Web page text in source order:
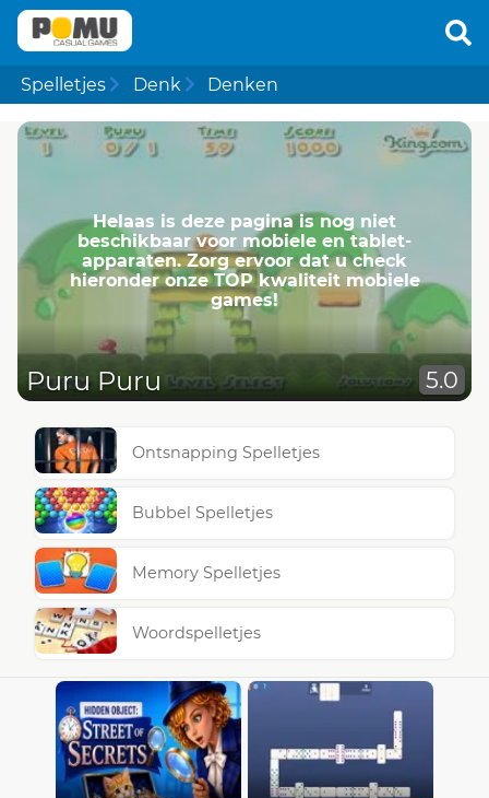
Spelletjes Denk Denken
Helaas is deze pagina is nog niet
beschikbaar voor mobiele en tablet-
apparaten. Zorg ervoor dat u check
hieronder onze TOP kwaliteit mobiele
games!
Puru Puru 5.0
Ontsnapping Spelletjes
Bubbel Spelletjes
Memory Spelletjes
Woordspelletjes